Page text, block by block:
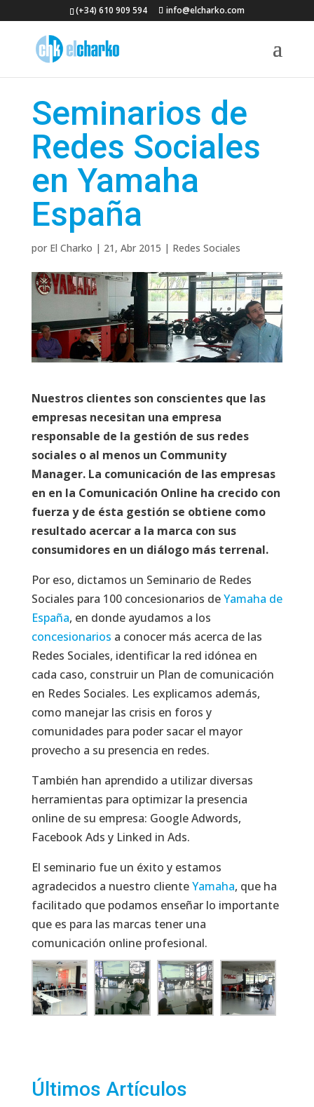
(+34) 610 909 594 info@elcharko.com
Seminarios de
Redes Sociales
en Yamaha
España
por El Charko | 21, Abr 2015 | Redes Sociales
Nuestros clientes son conscientes que las
empresas necesitan una empresa
responsable de la gestión de sus redes
sociales o al menos un Community
Manager. La comunicación de las empresas
en en la Comunicación Online ha crecido con
fuerza y de ésta gestión se obtiene como
resultado acercar a la marca con sus
consumidores en un diálogo más terrenal.
Por eso, dictamos un Seminario de Redes
Sociales para 100 concesionarios deYamaha de
España, en donde ayudamos a los
concesionarios a conocer más acerca de las
Redes Sociales, identificar la red idónea en
cada caso, construir un Plan de comunicación
en Redes Sociales. Les explicamos además,
como manejar las crisis en foros y
comunidades para poder sacar el mayor
provecho a su presencia en redes.
También han aprendido a utilizar diversas
herramientas para optimizar la presencia
online de su empresa: Google Adwords,
Facebook Ads y Linked in Ads.
El seminario fue un éxito y estamos
agradecidos a nuestro clienteYamaha, que ha
facilitado que podamos enseñar lo importante
que es para las marcas tener una
comunicación online profesional.
Últimos Artículos